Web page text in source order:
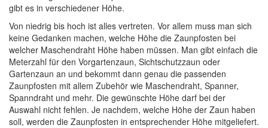
gibt es in verschiedener Höhe.
Von niedrig bis hoch ist alles vertreten. Vor allem muss man sich
keine Gedanken machen, welche Höhe die Zaunpfosten bei
welcher Maschendraht Höhe haben müssen. Man gibt einfach die
Meterzahl für den Vorgartenzaun, Sichtschutzzaun oder
Gartenzaun an und bekommt dann genau die passenden
Zaunpfosten mit allem Zubehör wie Maschendraht, Spanner,
Spanndraht und mehr. Die gewünschte Höhe darf bei der
Auswahl nicht fehlen. Je nachdem, welche Höhe der Zaun haben
soll, werden die Zaunpfosten in entsprechender Höhe mitgeliefert.